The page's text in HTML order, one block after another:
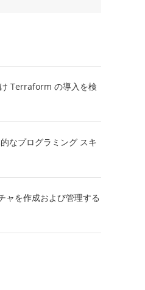
Terraform の導入を検
なプログラミング スキ
を作成および管理する